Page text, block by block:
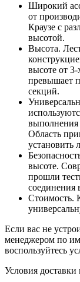
Широкий
от
Краузе с
высотой.
Высота.
высоте от 3-
превышает
секций.
выполнения
Область
установить
высоте.
прошли
соединения
Стоимость.
Если вас не
менеджером по
воспользуйтесь
Условия